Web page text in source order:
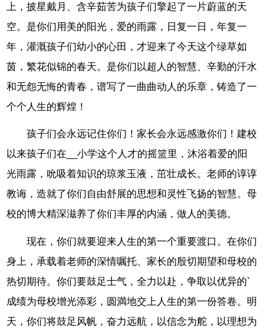
上，披星戴月、含辛茹苦为孩子们擎起了一片蔚蓝的天
空。是你们用美的阳光，爱的雨露，日复一日，年复一
年，灌溉孩子们幼小的心田，才迎来了今天这个绿草如
茵，繁花似锦的春天。是你们以超人的智慧、辛勤的汗水
和无怨无悔的青春，谱写了一曲曲动人的乐章，铸造了一
个个人生的辉煌！
孩子们会永远记住你们！家长会永远感激你们！建校
以来孩子们在__小学这个人才的摇篮里，沐浴着爱的阳
光雨露，吮吸着知识的琼浆玉液，茁壮成长。老师的谆谆
教诲，造就了你们自由舒展的思想和灵性飞扬的智慧。母
校的博大精深滋养了你们丰厚的内涵，做人的美德。
现在，你们就要迎来人生的第一个重要渡口。在你们
身上，承载着老师的深情嘱托、家长的殷切期望和母校的
热切期待。你们要鼓足士气，全力以赴，争取以优异的`
成绩为母校增光添彩，圆満地交上人生的第一份答卷。明
天，你们将鼓足风帆，奋力远航，以信念为舵，以理想为